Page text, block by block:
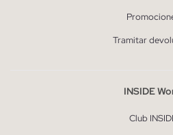
Tramitar
INSIDE
Club